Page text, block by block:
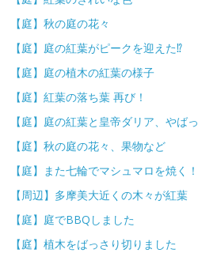
【庭】秋の庭の花々
【庭】庭の紅葉がピークを迎えた⁉
【庭】庭の植木の紅葉の様子
【庭】紅葉の落ち葉 再び！
【庭】庭の紅葉と皇帝ダリア、やばっ
【庭】秋の庭の花々、果物など
【庭】また七輪でマシュマロを焼く！
【周辺】多摩美大近くの木々が紅葉
【庭】庭でBBQしました
【庭】植木をばっさり切りました